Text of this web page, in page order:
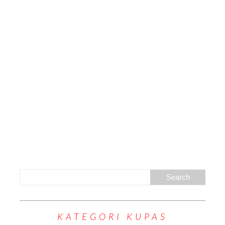
KATEGORI KUPAS